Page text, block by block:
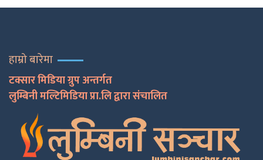
हाम्रो बारेमा
टक्सार मिडिया ग्रुप अन्तर्गत
लुम्बिनी मल्टिमिडिया प्रा.लि द्वारा संचालित